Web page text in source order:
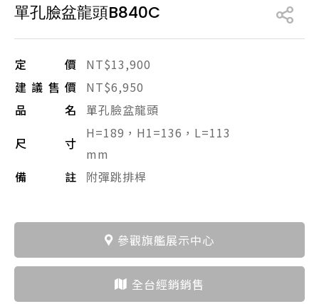
搜尋產品
單孔臉盆龍頭B840C
定價
NT$13,900
建議售價
NT$6,950
品名
單孔臉盆龍頭
尺寸
H=189，H1=136，L=113
mm
備註
附彈跳排桿
參觀旗艦展示中心
全台經銷銷售